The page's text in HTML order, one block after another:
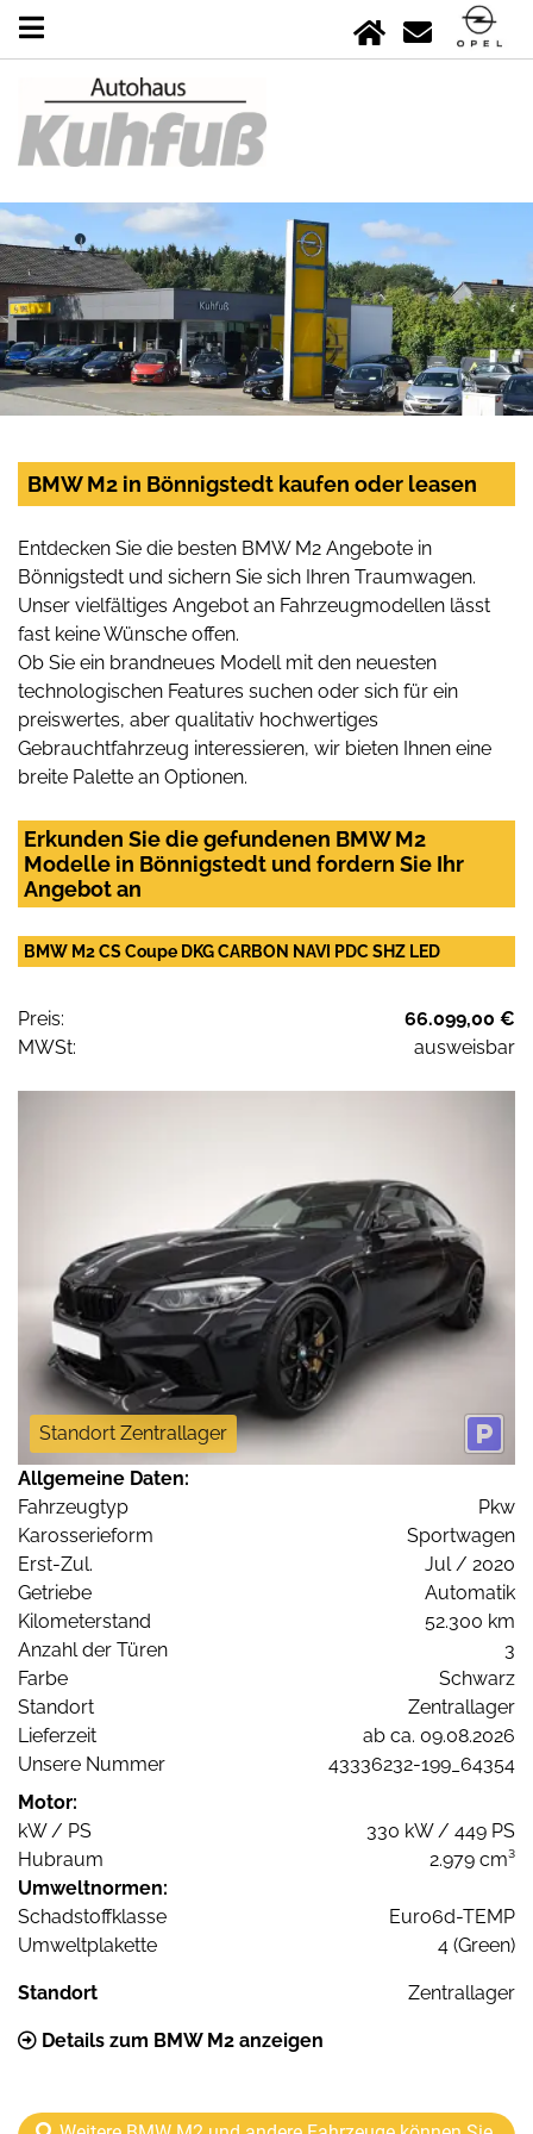
BMW M2 in Bönnigstedt kaufen oder leasen
Entdecken Sie die besten BMW M2 Angebote in
Bönnigstedt und sichern Sie sich Ihren Traumwagen.
Unser vielfältiges Angebot an Fahrzeugmodellen lässt
fast keine Wünsche offen.
Ob Sie ein brandneues Modell mit den neuesten
technologischen Features suchen oder sich für ein
preiswertes, aber qualitativ hochwertiges
Gebrauchtfahrzeug interessieren, wir bieten Ihnen eine
breite Palette an Optionen.
Erkunden Sie die gefundenen BMW M2
Modelle in Bönnigstedt und fordern Sie Ihr
Angebot an
BMW M2 CS Coupe DKG CARBON NAVI PDC SHZ LED
Preis:
66.099,00 €
MWSt:
ausweisbar
Standort Zentrallager
Allgemeine Daten:
Fahrzeugtyp
Pkw
Karosserieform
Sportwagen
Erst-Zul.
Jul / 2020
Getriebe
Automatik
Kilometerstand
52.300 km
Anzahl der Türen
3
Farbe
Schwarz
Standort
Zentrallager
Lieferzeit
ab ca. 09.08.2026
Unsere Nummer
43336232-199_64354
Motor:
kW / PS
330 kW / 449 PS
Hubraum
2.979 cm³
Umweltnormen:
Schadstoffklasse
Euro6d-TEMP
Umweltplakette
4 (Green)
Standort Zentrallager
Details zum BMW M2 anzeigen